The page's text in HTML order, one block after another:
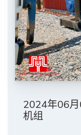
2024年06
机组